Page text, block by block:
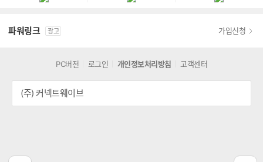
파워링크 광고 가입신청
PC버전 로그인 개인정보처리방침 고객센터
(주) 커넥트웨이브